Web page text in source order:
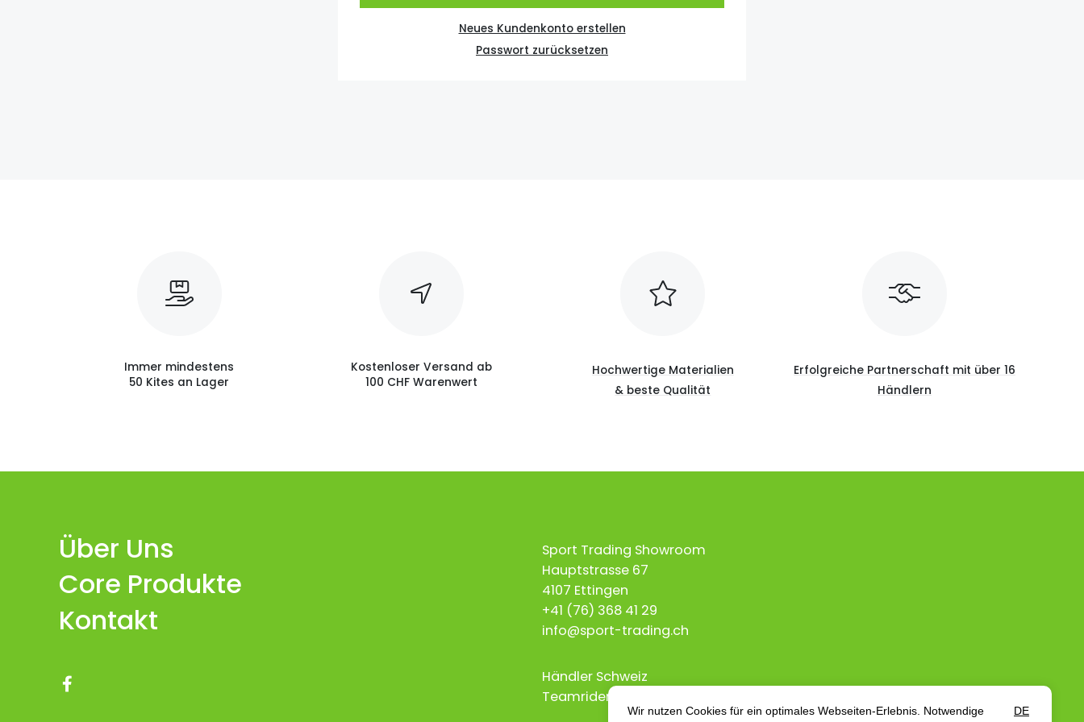
Neues Kundenkonto erstellen
Passwort zurücksetzen
Immer mindestens
50 Kites an Lager
Kostenloser Versand ab
100 CHF Warenwert
Hochwertige Materialien
& beste Qualität
Erfolgreiche Partnerschaft mit über 16
Händlern
Über Uns
Core Produkte
Kontakt

Sport Trading Showroom
Hauptstrasse 67
4107 Ettingen
+41 (76) 368 41 29
info@sport-trading.ch
Händler Schweiz
Teamrider